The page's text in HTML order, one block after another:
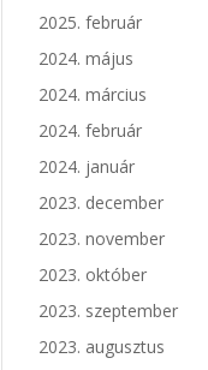
2025. február
2024. május
2024. március
2024. február
2024. január
2023. december
2023. november
2023. október
2023. szeptember
2023. augusztus